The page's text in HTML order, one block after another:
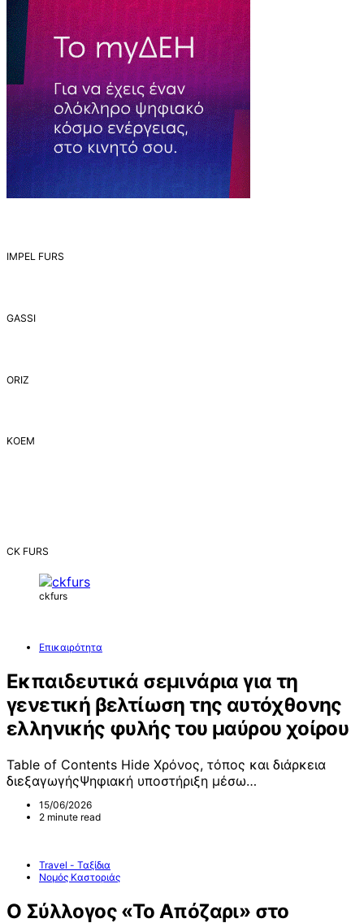
IMPEL FURS
GASSI
ORIZ
ΚΟΕΜ
CK FURS
ckfurs
Επικαιρότητα
Εκπαιδευτικά σεμινάρια για τη
γενετική βελτίωση της αυτόχθονης
ελληνικής φυλής του μαύρου χοίρου
Table of Contents Hide Χρόνος, τόπος και διάρκεια
διεξαγωγήςΨηφιακή υποστήριξη μέσω…
15/06/2026
2 minute read
Travel - Ταξίδια
Νομός Καστοριάς
Ο Σύλλογος «Το Απόζαρι» στο